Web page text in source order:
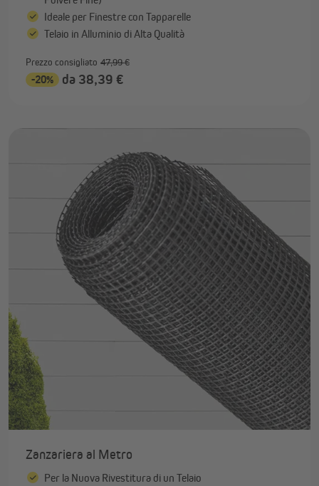
Ideale per Finestre con Tapparelle
Telaio in Alluminio di Alta Qualità
Prezzo consigliato 47,99 €
-20% da 38,39 €
Zanzariera al Metro
Per la Nuova Rivestitura di un Telaio